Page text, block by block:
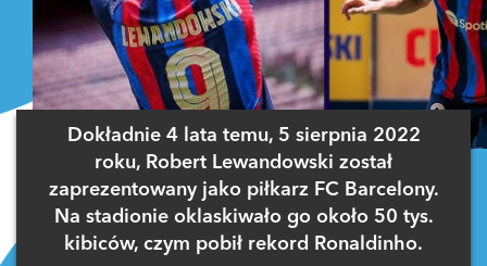
Dokładnie 4 lata temu, 5 sierpnia 2022
roku, Robert Lewandowski został
zaprezentowany jako piłkarz FC Barcelony.
Na stadionie oklaskiwało go około 50 tys.
kibiców, czym pobił rekord Ronaldinho.